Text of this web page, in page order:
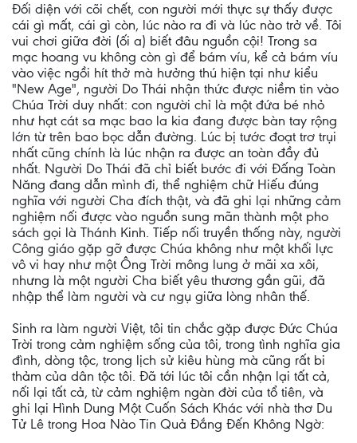
Đối diện với cõi chết, con người mới thực sự thấy được
cái gì mất, cái gì còn, lúc nào ra đi và lúc nào trở về. Tôi
vui chơi giữa đời (ối a) biết đâu nguồn cội! Trong sa
mạc hoang vu không còn gì để bám víu, kể cả bám víu
vào việc ngồi hít thở mà hưởng thú hiện tại như kiểu
"New Age", người Do Thái nhận thức được niềm tin vào
Chúa Trời duy nhất: con người chỉ là một đứa bé nhỏ
như hạt cát sa mạc bao la kia đang được bàn tay rộng
lớn từ trên bao bọc dẫn đường. Lúc bị tước đoạt trơ trụi
nhất cũng chính là lúc nhận ra được an toàn đầy đủ
nhất. Người Do Thái đã chỉ biết bước đi với Đấng Toàn
Năng đang dẫn mình đi, thể nghiệm chữ Hiếu đúng
nghĩa với người Cha đích thật, và đã ghi lại những cảm
nghiệm nối được vào nguồn sung mãn thành một pho
sách gọi là Thánh Kinh. Tiếp nối truyền thống này, người
Công giáo gặp gỡ được Chúa không như một khối lực
vô vi hay như một Ông Trời mông lung ở mãi xa xôi,
nhưng là một người Cha biết yêu thương gần gũi, đã
nhập thể làm người và cư ngụ giữa lòng nhân thế.
Sinh ra làm người Việt, tôi tin chắc gặp được Đức Chúa
Trời trong cảm nghiệm sống của tôi, trong tình nghĩa gia
đình, dòng tộc, trong lịch sử kiêu hùng mà cũng rất bi
thảm của dân tộc tôi. Đã tới lúc tôi cần nhận lại tất cả,
nối lại tất cả, từ cảm nghiệm ngàn đời của tổ tiên, và
ghi lại Hình Dung Một Cuốn Sách Khác với nhà thơ Du
Tử Lê trong Hoa Nào Tin Quả Đắng Đến Không Ngờ: